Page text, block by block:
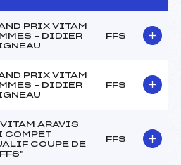
PRIX VITAM
– DIDIER
FFS
PRIX VITAM
– DIDIER
FFS
VITAM ARAVIS
COMPET
COUPE DE
FFS